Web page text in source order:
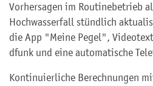
Vorhersagen im Routinebetrieb
Hochwasserfall stündlich
die App "Meine Pegel",
dfunk und eine automatische
Kontinuierliche Berechnungen